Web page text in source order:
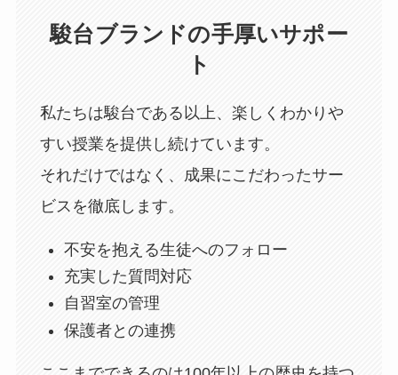
駿台ブランドの手厚いサポー
ト
私たちは駿台である以上、楽しくわかりや
すい授業を提供し続けています。
それだけではなく、成果にこだわったサー
ビスを徹底します。
不安を抱える生徒へのフォロー
充実した質問対応
自習室の管理
保護者との連携